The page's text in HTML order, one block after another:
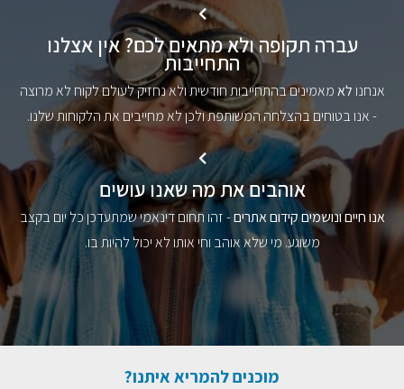
עברה תקופה ולא מתאים לכם? אין אצלנו
התחייבות
אנחנו לאמאמינים בהתחייבות חודשית ולא נחזיק לעולם לקוח לא מרוצה
- אנו בטוחים בהצלחה המשותפת ולכן לא מחייבים את הלקוחות שלנו.
אוהבים את מה שאנו עושים
אנו חיים ונושמים קידום אתרים- זהו תחום דינאמי שמתעדכן כל יום בקצב
משוגע. מי שלא אוהב וחי אותו לא יכול להיות בו.
מוכנים להמריא איתנו?